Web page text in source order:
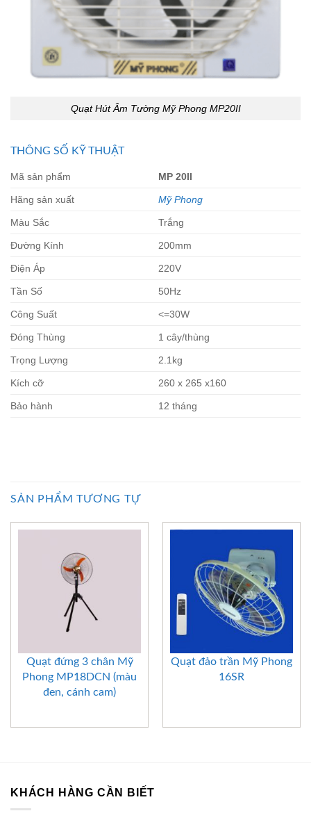
Quạt Hút Âm Tường Mỹ Phong MP20II
THÔNG SỐ KỸ THUẬT
Mã sản phẩm MP 20II
Hãng sản xuất Mỹ Phong
Màu Sắc Trắng
Đường Kính 200mm
Điện Áp 220V
Tần Số 50Hz
Công Suất <=30W
Đóng Thùng 1 cây/thùng
Trọng Lượng 2.1kg
Kích cỡ 260 x 265 x160
Bảo hành 12 tháng
SẢN PHẨM TƯƠNG TỰ
Quạt đứng 3 chân Mỹ
Phong MP18DCN (màu
đen, cánh cam)
Quạt đảo trần Mỹ Phong
16SR
KHÁCH HÀNG CẦN BIẾT